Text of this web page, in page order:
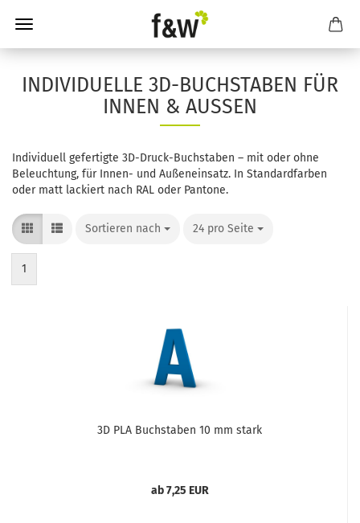
INDIVIDUELLE 3D-BUCHSTABEN FÜR
INNEN & AUSSEN
Individuell gefertigte 3D-Druck-Buchstaben – mit oder ohne
Beleuchtung, für Innen- und Außeneinsatz. In Standardfarben
oder matt lackiert nach RAL oder Pantone.
Sortieren nach
Sortieren nach 24 pro Seite
pro Seite
1
3D PLA Buchstaben 10 mm stark
ab 7,25 EUR